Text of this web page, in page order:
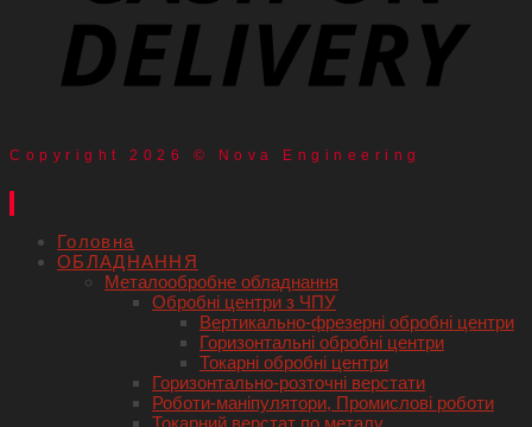
Copyright 2026 © Nova Engineering
Головна
ОБЛАДНАННЯ
Металообробне обладнання
Обробні центри з ЧПУ
Вертикально-фрезерні обробні центри
Горизонтальні обробні центри
Токарні обробні центри
Горизонтально-розточні верстати
Роботи-маніпулятори, Промислові роботи
Токарний верстат по металу